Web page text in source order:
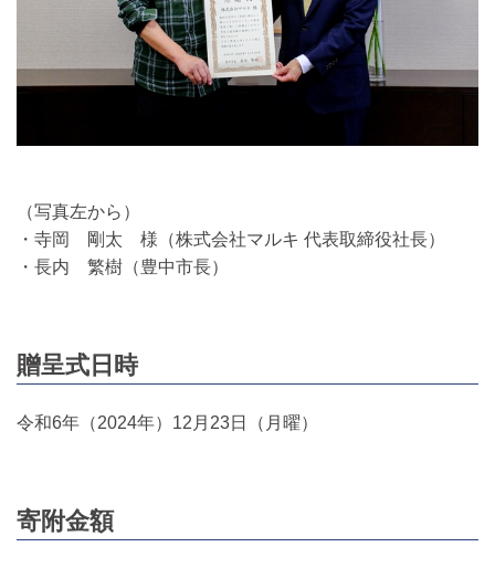
（写真左から）
・寺岡 剛太 様（株式会社マルキ 代表取締役社長）
・長内 繁樹（豊中市長）
贈呈式日時
令和6年（2024年）12月23日（月曜）
寄附金額